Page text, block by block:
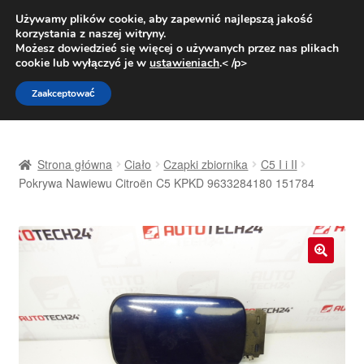
DOSTAWA od 31 zł
Pn.-pt. 9:00-16:00800 003 167
Przejdź
do
nawigacji
Przejdź
do
treści
Dostawa
Strona główna Ciało Czapki zbiornika
C5 I i II
Pokrywa Nawiewu Citroën C5 KPKD 9633284180 151784
Używamy plików cookie, aby zapewnić najlepszą jakość
korzystania z naszej witryny.
Możesz dowiedzieć się więcej o używanych przez nas plikach
cookie lub wyłączyć je w ustawieniach.< /p>
Zaakceptować